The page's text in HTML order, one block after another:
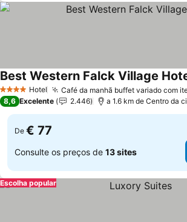
4 EstrelasHotel Café da manhã buffet variado com
Best Western Falck Village
8,6 Excelente 2.446 a 1.6 km de Centro da
De € 77
Consulte os preços de 13 sites
Escolha popular